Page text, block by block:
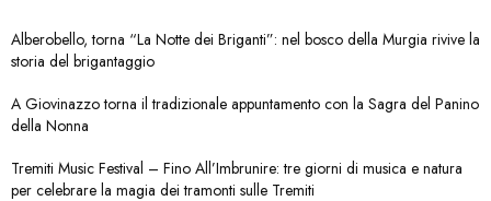
Alberobello, torna “La Notte dei Briganti”: nel bosco della Murgia rivive la
storia del brigantaggio
A Giovinazzo torna il tradizionale appuntamento con la Sagra del Panino
della Nonna
Tremiti Music Festival – Fino All’Imbrunire: tre giorni di musica e natura
per celebrare la magia dei tramonti sulle Tremiti